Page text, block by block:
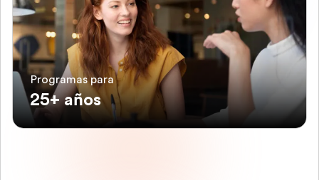
Programas para
25+ años